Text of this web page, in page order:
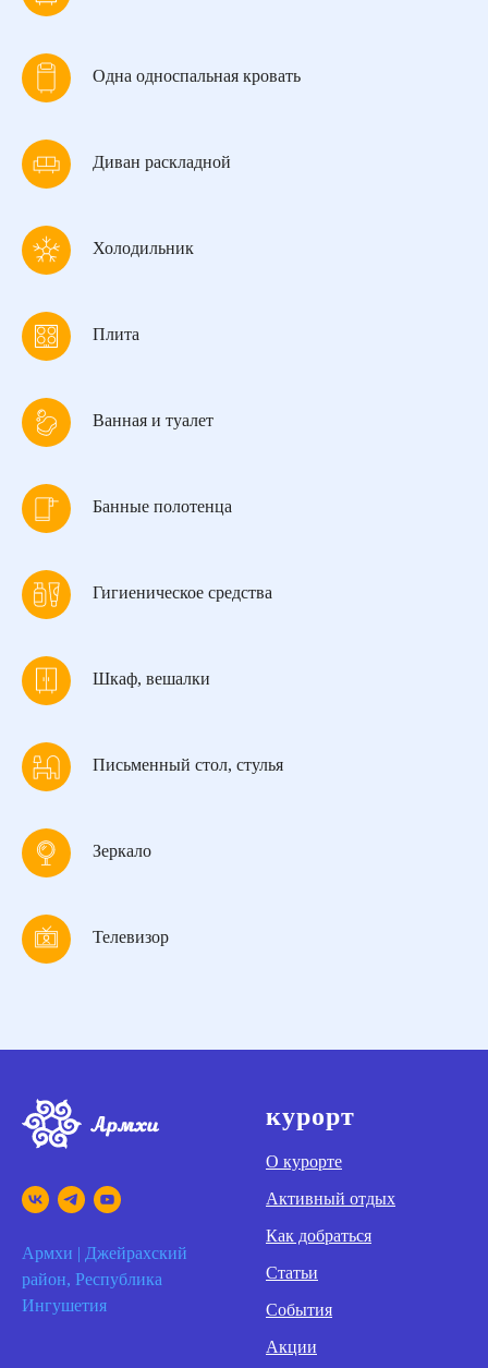
Одна односпальная кровать
Диван раскладной
Холодильник
Плита
Ванная и туалет
Банные полотенца
Гигиеническое средства
Шкаф, вешалки
Письменный стол, стулья
Зеркало
Телевизор
Армхи | Джейрахский
район, Республика
Ингушетия
курорт
О курорте
Активный отдых
Как добраться
Статьи
События
Акции